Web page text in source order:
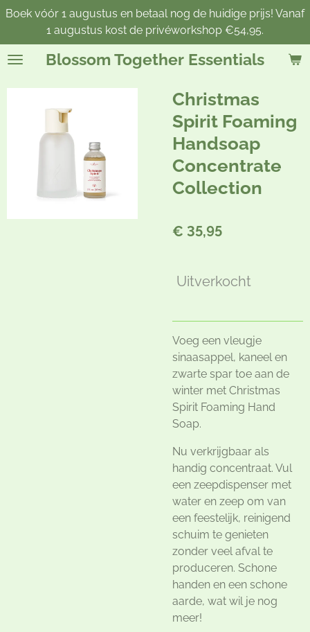
Ga
naar
de
Blossom Together Essentials
Boek vóór 1 augustus en betaal nog de huidige prijs! Vanaf
1 augustus kost de privéworkshop €54,95.
Christmas
Spirit Foaming
Handsoap
Concentrate
Collection
€ 35,95
Uitverkocht
Voeg een vleugje
sinaasappel, kaneel en
zwarte spar toe aan de
winter met Christmas
Spirit Foaming Hand
Soap.
Nu verkrijgbaar als
handig concentraat. Vul
een zeepdispenser met
water en zeep om van
een feestelijk, reinigend
schuim te genieten
zonder veel afval te
produceren. Schone
handen en een schone
aarde, wat wil je nog
meer!